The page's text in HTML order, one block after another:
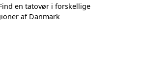
en tatovør i forskellige
af Danmark